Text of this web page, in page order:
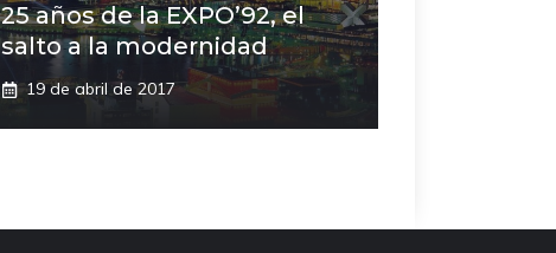
25 años de la EXPO’92, el
salto a la modernidad
19 de abril de 2017